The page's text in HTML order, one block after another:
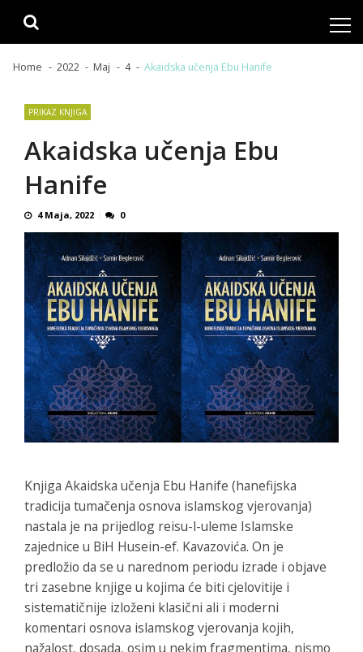
Home 2022 Maj 4 Akaidska učenja Ebu Hanife
PRIKAZ KNJIGA
Akaidska učenja Ebu
Hanife
4 Maja, 2022 0
Knjiga Akaidska učenja Ebu Hanife (hanefijska
tradicija tumačenja osnova islamskog vjerovanja)
nastala je na prijedlog reisu-l-uleme Islamske
zajednice u BiH Husein-ef. Kavazovića. On je
predložio da se u narednom periodu izrade i objave
tri zasebne knjige u kojima će biti cjelovitije i
sistematičnije izloženi klasični ali i moderni
komentari osnova islamskog vjerovanja kojih,
nažalost, dosada, osim u nekim fragmentima, nismo